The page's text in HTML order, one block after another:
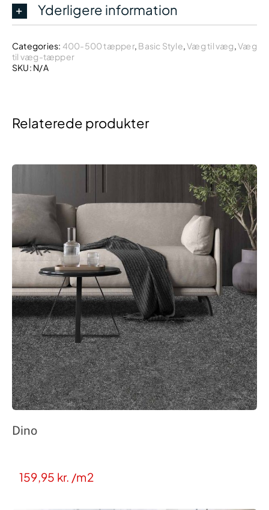
Yderligere information
Categories: 400-500 tæpper, Basic Style,Væg til væg,Væg
til væg-tæpper
SKU: N/A
Relaterede produkter
Dino
159,95 kr. /m2